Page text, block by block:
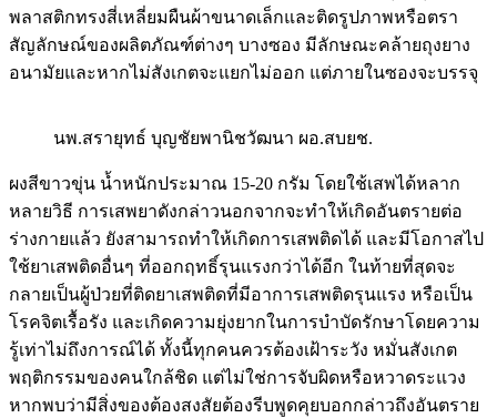
พลาสติกทรงสี่เหลี่ยมผืนผ้าขนาดเล็กและติดรูปภาพหรือตรา
สัญลักษณ์ของผลิตภัณฑ์ต่างๆ บางซอง มีลักษณะคล้ายถุงยาง
อนามัยและหากไม่สังเกตจะแยกไม่ออก แต่ภายในซองจะบรรจุ
นพ.สรายุทธ์ บุญชัยพานิชวัฒนา ผอ.สบยช.
ผงสีขาวขุ่น น้ำหนักประมาณ 15-20 กรัม โดยใช้เสพได้หลาก
หลายวิธี การเสพยาดังกล่าวนอกจากจะทำให้เกิดอันตรายต่อ
ร่างกายแล้ว ยังสามารถทำให้เกิดการเสพติดได้ และมีโอกาสไป
ใช้ยาเสพติดอื่นๆ ที่ออกฤทธิ์รุนแรงกว่าได้อีก ในท้ายที่สุดจะ
กลายเป็นผู้ป่วยที่ติดยาเสพติดที่มีอาการเสพติดรุนแรง หรือเป็น
โรคจิตเรื้อรัง และเกิดความยุ่งยากในการบำบัดรักษาโดยความ
รู้เท่าไม่ถึงการณ์ได้ ทั้งนี้ทุกคนควรต้องเฝ้าระวัง หมั่นสังเกต
พฤติกรรมของคนใกล้ชิด แต่ไม่ใช่การจับผิดหรือหวาดระแวง
หากพบว่ามีสิ่งของต้องสงสัยต้องรีบพูดคุยบอกกล่าวถึงอันตราย